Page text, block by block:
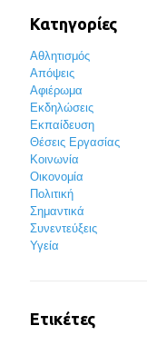
Κατηγορίες
Αθλητισμός
Απόψεις
Αφιέρωμα
Εκδηλώσεις
Εκπαίδευση
Θέσεις Εργασίας
Κοινωνία
Οικονομία
Πολιτική
Σημαντικά
Συνεντεύξεις
Υγεία
Ετικέτες